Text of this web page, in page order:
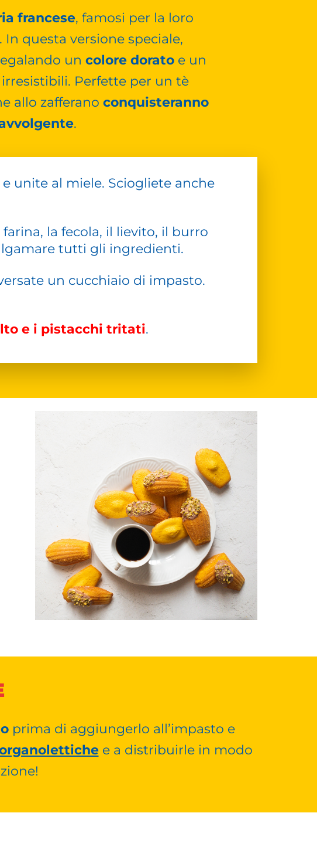
francese, famosi per la loro
questa versione speciale,
un colore doratoe un
Perfette per un tè
allo zafferano conquisteranno
.
unite al miele. Sciogliete anche
la fecola, il lievito, il burro
tutti gli ingredienti.
un cucchiaio di impasto.
e i pistacchi tritati.
prima di aggiungerlo all’impasto e
e a distribuirle in modo